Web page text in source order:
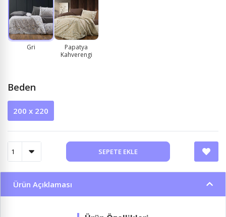
Gri
Papatya
Kahverengi
Beden
200 x 220
SEPETE EKLE
Ürün Açıklaması